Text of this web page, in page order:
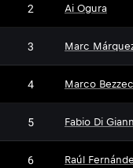
2 Ai Ogura
3 Marc
4 Marco
5 Fabio Di
6 Raúl